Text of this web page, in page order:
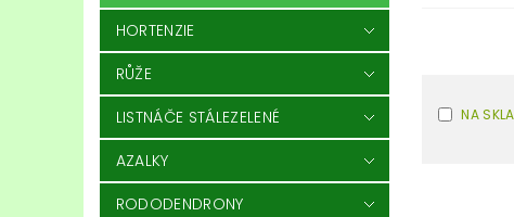
HORTENZIE
RŮŽE
LISTNÁČE STÁLEZELENÉ
AZALKY
RODODENDRONY
NA